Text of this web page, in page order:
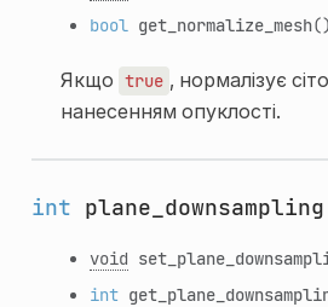
bool get_normalize_mesh()
Якщо true , нормалізує
нанесенням опуклості.
int plane_downsampling
void
int